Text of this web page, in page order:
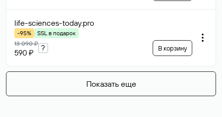
life-sciences-today.pro
-95%
SSL в подарок
13 090 ₽
590 ₽
? В корзину
Показать еще